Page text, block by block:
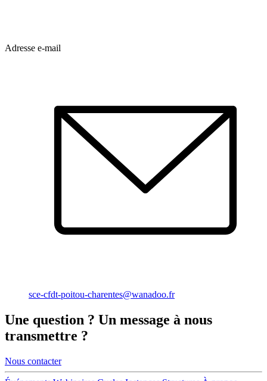
Adresse e-mail
sce-cfdt-poitou-charentes@wanadoo.fr
Une question ? Un message à nous
transmettre ?
Nous contacter